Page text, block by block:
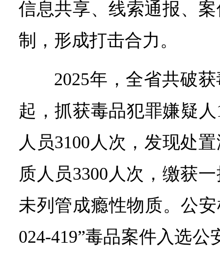
信息共享、线索通报、
制，形成打击合力。
2025年，全省共破
起，抓获毒品犯罪嫌疑
人员3100人次，发现处
质人员3300人次，缴获
未列管成瘾性物质。公
024-419”毒品案件入选